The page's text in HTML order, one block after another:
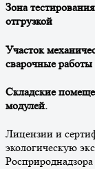
Зона
отгрузкой
Участок
сварочные работы
Складские
модулей.
Лицензии и
экологическую
Росприроднадзора